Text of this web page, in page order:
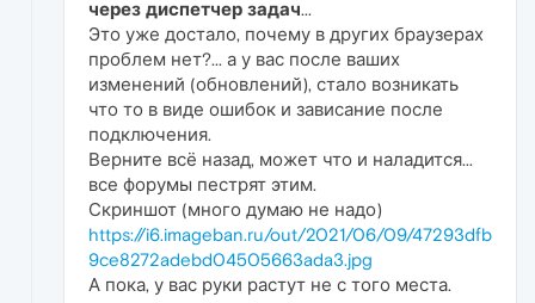
через диспетчер задач...
Это уже достало, почему в других браузерах
проблем нет?... а у вас после ваших
изменений (обновлений), стало возникать
что то в виде ошибок и зависание после
подключения.
Верните всё назад, может что и наладится...
все форумы пестрят этим.
Скриншот (много думаю не надо)
https://i6.imageban.ru/out/2021/06/09/47293dfb
9ce8272adebd04505663ada3.jpg
А пока, у вас руки растут не с того места.